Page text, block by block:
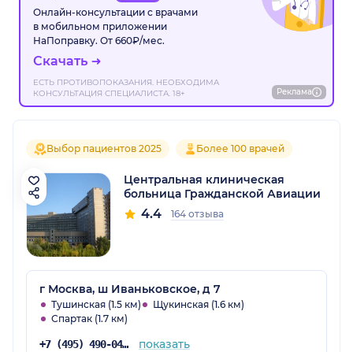
Онлайн-консультации с врачами
в мобильном приложении
НаПоправку. От 660₽/мес.
Скачать
ЕСТЬ ПРОТИВОПОКАЗАНИЯ. НЕОБХОДИМА
КОНСУЛЬТАЦИЯ СПЕЦИАЛИСТА. 18+
Реклама
Выбор пациентов 2025 Более 100 врачей
Центральная клиническая
больница Гражданской Авиации
4.4 164 отзыва
г Москва, ш Иваньковское, д 7
Тушинская (1.5 км)
Щукинская (1.6 км)
Спартак (1.7 км)
+7 (495) 490-04-90 показать